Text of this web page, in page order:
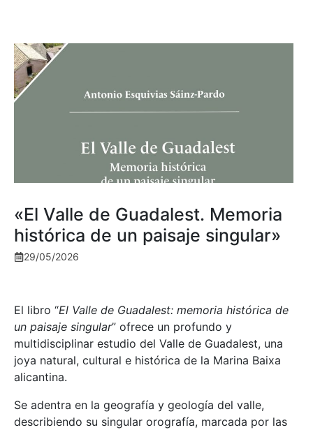
«El Valle de Guadalest. Memoria
histórica de un paisaje singular»
29/05/2026
El libro “El Valle de Guadalest: memoria histórica de
un paisaje singular” ofrece un profundo y
multidisciplinar estudio del Valle de Guadalest, una
joya natural, cultural e histórica de la Marina Baixa
alicantina.
Se adentra en la geografía y geología del valle,
describiendo su singular orografía, marcada por las